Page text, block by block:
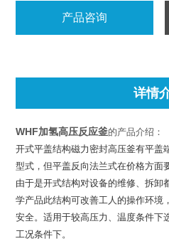
产品咨询
详情
WHF加氢高压反应釜的产品介绍：
开式平盖结构磁力密封高压釜有平盖
型式，但平盖反向法兰式在价格方面
由于是开式结构对设备的维修、拆卸
学产品此结构可改善工人的操作环境
安全。适用于较高压力、温度条件下
工况条件下。